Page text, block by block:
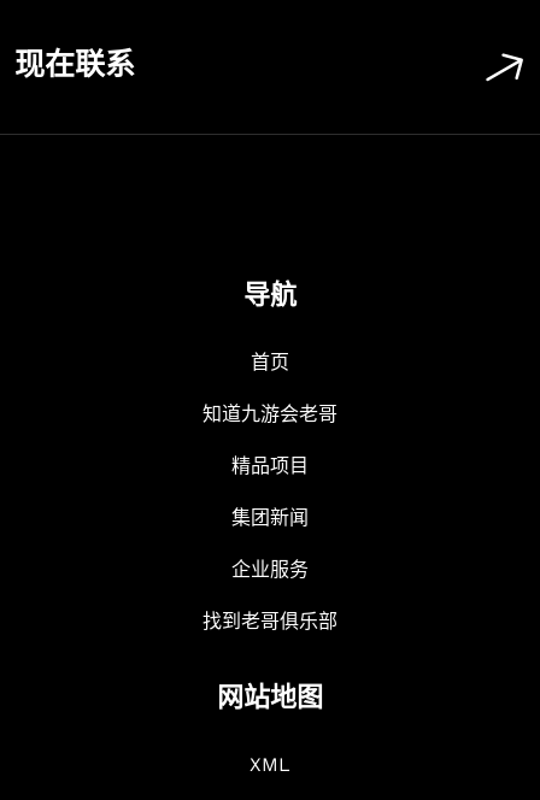
现在联系
导航
首页
知道九游会老哥
精品项目
集团新闻
企业服务
找到老哥俱乐部
网站地图
XML